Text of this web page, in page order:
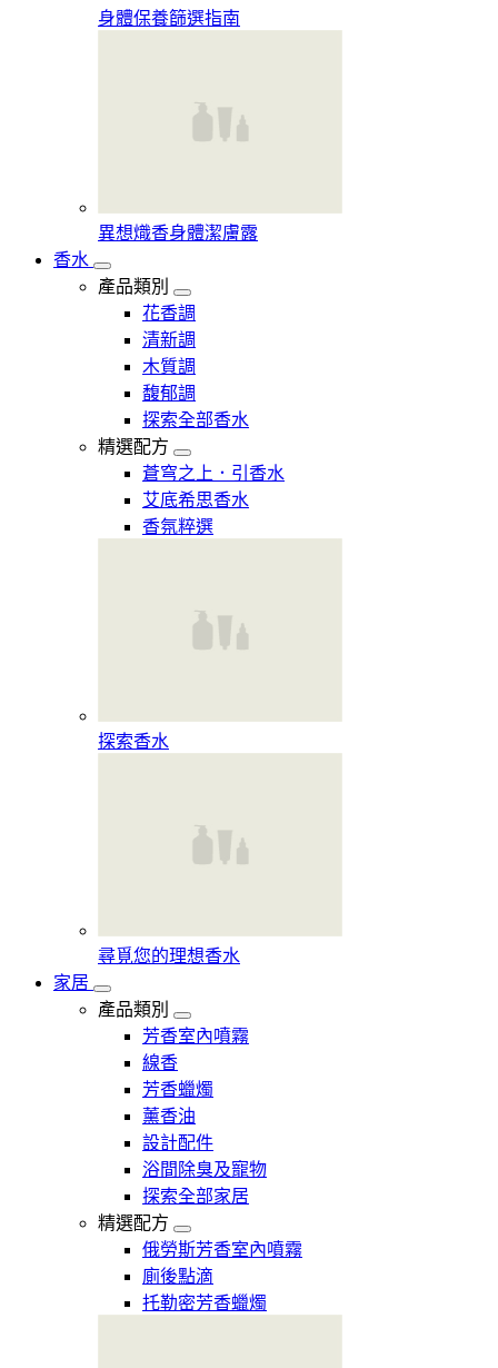
身體保養篩選指南
異想熾香身體潔膚露
香水
產品類別
花香調
清新調
木質調
馥郁調
探索全部香水
精選配方
蒼穹之上．引香水
艾底希思香水
香氛粹選
探索香水​
尋覓您的理想香水​
家居
產品類別
芳香室內噴霧
線香
芳香蠟燭
薰香油
設計配件
浴間除臭及寵物
探索全部家居
精選配方
俄勞斯芳香室內噴霧
廁後點滴
托勒密芳香蠟燭